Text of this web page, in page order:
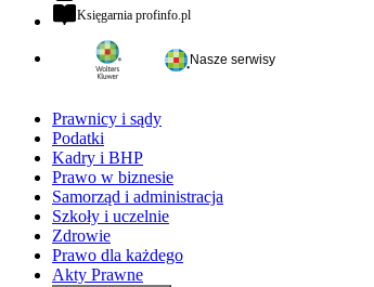
Księgarnia profinfo.plotwiera się w nowej karcie
Nasze serwisy
Prawnicy i sądy
Podatki
Kadry i BHP
Prawo w biznesie
Samorząd i administracja
Szkoły i uczelnie
Zdrowie
Prawo dla każdego
Akty Prawne